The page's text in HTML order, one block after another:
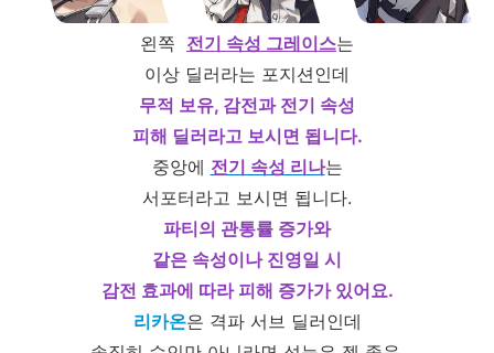
왼쪽 전기 속성 그레이스는
이상 딜러라는 포지션인데
무적 보유, 감전과 전기 속성
피해 딜러라고 보시면 됩니다.
중앙에 전기 속성 리나는
서포터라고 보시면 됩니다.
파티의 관통률 증가와
같은 속성이나 진영일 시
감전 효과에 따라 피해 증가가 있어요.
리카온은 격파 서브 딜러인데